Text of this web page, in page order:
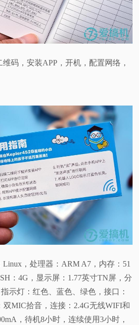
码，安装APP，开机，配置网络，
，处理器：ARM A7，内存：51
：4G，显示屏：1.77英寸TN屏，分
示灯：红色、蓝色、绿色，接口：
双MIC拾音，连接：2.4G无线WIFI和
，待机8小时，连续使用3小时，